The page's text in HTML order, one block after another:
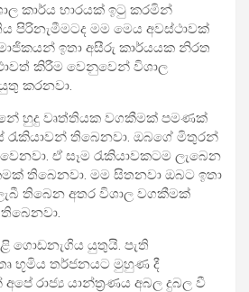
කාර්ය භාරයක් ඉටු කරමින්
පිරිනැමීමටද මම මෙය අවස්ථාවක්
ඉතා අසීරු කාර්යයක නිරත
කිරීම වෙනුවෙන් විශාල
කරනවා.
හුදු වෘත්තියක වගකීමක් පමණක්
තිබෙනවා. ඔබගේ මිතුරන්
ඒ සෑම රැකියාවකටම ලැබෙන
තිබෙනවා. මම සිතනවා ඔබට ඉතා
තිබෙන අතර විශාල වගකීමක්
ගොඩනැගිය යුතුයි. පැති
භූමිය තර්ජනයට මුහුණ දී
රාජ්‍ය යාන්ත්‍රණය අබල දුබල වී